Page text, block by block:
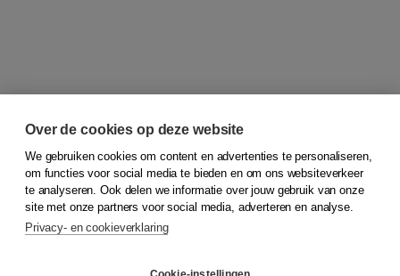
© 2026Koninklijke Boom uitgevers
Over de cookies op deze website
We gebruiken cookies om content en advertenties te personaliseren,
om functies voor social media te bieden en om ons websiteverkeer
te analyseren. Ook delen we informatie over jouw gebruik van onze
site met onze partners voor social media, adverteren en analyse.
Privacy- en cookieverklaring